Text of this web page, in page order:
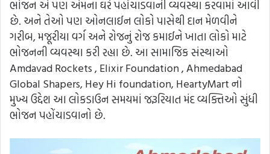
ભોજન એ પણ એમના ઘરે પહોંચાડવાની વ્યવસ્થા કરવામાં આવી
છે. અને તેઓ પણ ઓનલાઈન લોકો પાસેથી દાન મેળવીને
ગરીબ, મજૂરીયા વર્ગ અને રોજનું રોજ કમાઈને ખાતા લોકો માટે
ભોજનની વ્યવસ્થા કરી રહ્યા છે. આ સામાજિક સંસ્થાઓ
Amdavad Rockets , Elixir Foundation , Ahmedabad
Global Shapers, Hey Hi foundation, HeartyMart નો
મુખ્ય ઉદ્દેશ આ લોકડાઉન સમયમાં જરૂરિયાત મંદ વ્યક્તિઓ સુંધી
ભોજન પહોંચાડવાનો છે.